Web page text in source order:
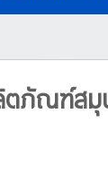
ตภัณฑ์สมุ